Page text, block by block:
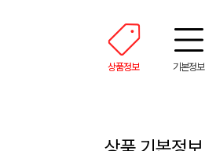
상품정보 기본정보